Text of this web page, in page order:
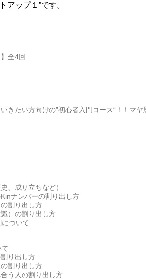
アップ１”です。
全4回
きたい方向けの”初心者入門コース“！！マヤ
、成り立ちなど）
ナンバーの割り出し方
割り出し方
）の割り出し方
について
て
り出し方
割り出し方
う人の割り出し方